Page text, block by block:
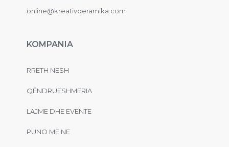
online@kreativqeramika.com
KOMPANIA
RRETH NESH
QËNDRUESHMËRIA
LAJME DHE EVENTE
PUNO ME NE